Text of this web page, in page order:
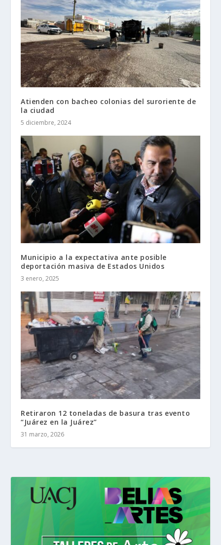
Atienden con bacheo colonias del suroriente de
la ciudad
5 diciembre, 2024
Municipio a la expectativa ante posible
deportación masiva de Estados Unidos
3 enero, 2025
Retiraron 12 toneladas de basura tras evento
“Juárez en la Juárez”
31 marzo, 2026